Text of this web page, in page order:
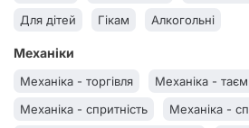
Жанр на кубиках
Жанр мафія
Для дітей
Гікам Алкогольні
Механіки
Механіка - торгівля
Механіка -
Механіка - спритність
Механіка -